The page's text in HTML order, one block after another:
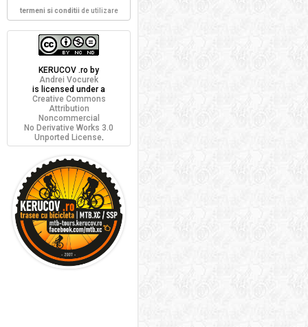
termeni si conditii de utilizare
KERUCOV .ro by
Andrei Vocurek
is licensed under a
Creative Commons
Attribution
Noncommercial
No Derivative Works 3.0
Unported License.